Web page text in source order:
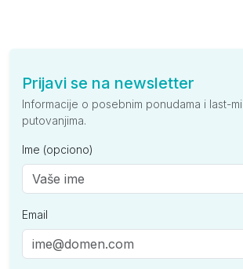
Prijavi se na newsletter
Informacije o posebnim ponudama i last-
putovanjima.
Ime (opciono)
Email